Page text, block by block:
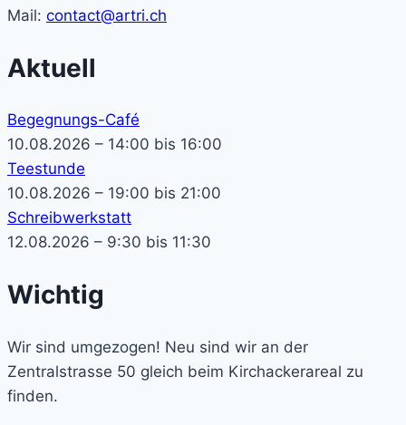
Mail: contact@artri.ch
Aktuell
Begegnungs-Café
10.08.2026 – 14:00 bis 16:00
Teestunde
10.08.2026 – 19:00 bis 21:00
Schreibwerkstatt
12.08.2026 – 9:30 bis 11:30
Wichtig
Wir sind umgezogen! Neu sind wir an der
Zentralstrasse 50 gleich beim Kirchackerareal zu
finden.